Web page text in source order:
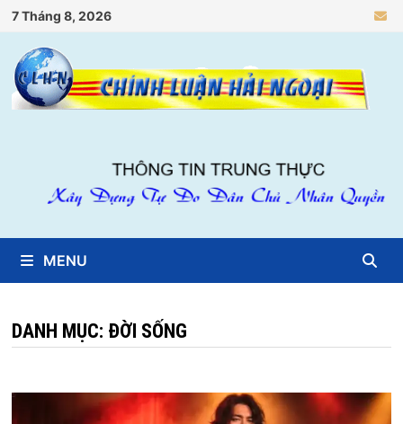
Skip
to
content
7 Tháng 8, 2026
MENU
DANH MỤC: ĐỜI SỐNG